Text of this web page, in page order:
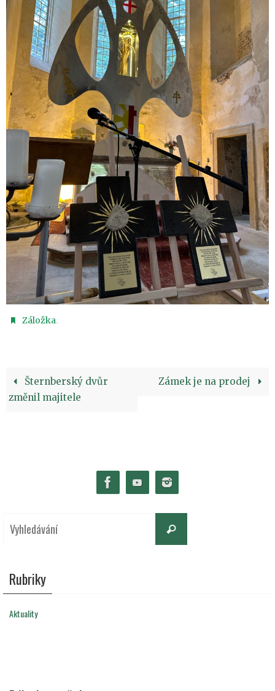
Záložka.
Šternberský dvůr
změnil majitele
Zámek je na prodej
Vyhledávání
Rubriky
Aktuality